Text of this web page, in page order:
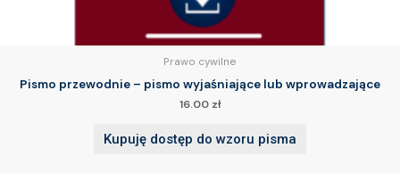
Prawo cywilne
Pismo przewodnie – pismo wyjaśniające lub wprowadzające
16.00 zł
Kupuję dostęp do wzoru pisma